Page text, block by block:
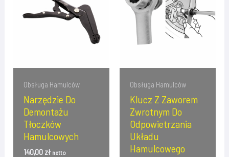
Obsługa Hamulców
Narzędzie Do
Demontażu
Tłoczków
Hamulcowych
140,00 zł netto
Obsługa Hamulców
Klucz Z Zaworem
Zwrotnym Do
Odpowietrzania
Układu
Hamulcowego